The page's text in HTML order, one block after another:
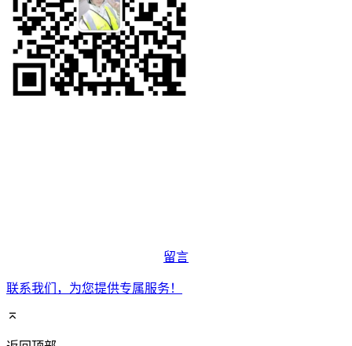
留言
联系我们，为您提供专属服务！